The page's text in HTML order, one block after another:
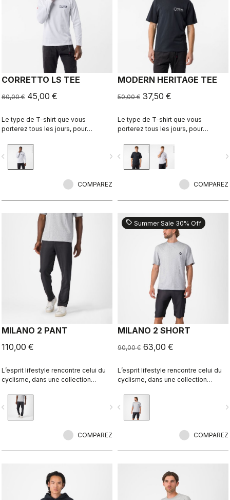
CORRETTO LS TEE
60,00 € 45,00 €
Le type de T-shirt que vous
porterez tous les jours, pour
même lorsque vous mettez le pied
à terre.
navigate_next
COMPAREZ
MODERN HERITAGE TEE
50,00 € 37,50 €
Le type de T-shirt que vous
porterez tous les jours, pour
même lorsque vous mettez le pied
à terre.
navigate_before
COMPAREZ
MILANO 2 PANT
110,00 €
L’esprit lifestyle rencontre celui du
cyclisme, dans une collection
navigate_next
COMPAREZ
sell Summer Sale 30% Off
MILANO 2 SHORT
90,00 € 63,00 €
L’esprit lifestyle rencontre celui du
cyclisme, dans une collection
navigate_before
COMPAREZ